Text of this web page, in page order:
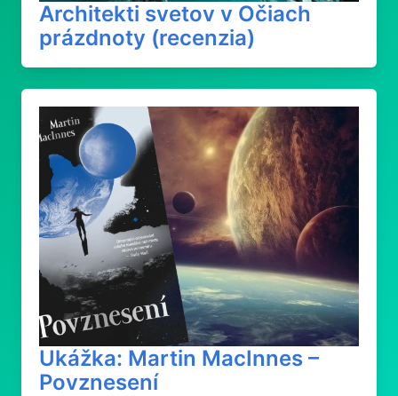
Architekti svetov v Očiach
prázdnoty (recenzia)
Ukážka: Martin MacInnes –
Povznesení